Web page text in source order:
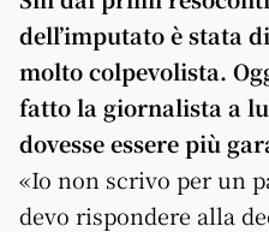
dell’imputato è stata
molto colpevolista.
fatto la giornalista a
dovesse essere più
«Io non scrivo per un
devo rispondere alla